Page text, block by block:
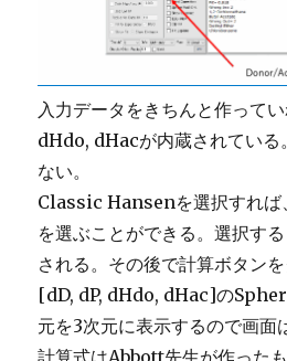
入力データをきちんと作って
dHdo, dHacが内蔵されている
ない。
Classic Hansenを選択すれ
を選ぶことができる。選択す
される。その後で計算ボタンを
[dD, dP, dHdo, dHac]の
元を3次元に表示するので画面
計算式はAbbott先生が作った